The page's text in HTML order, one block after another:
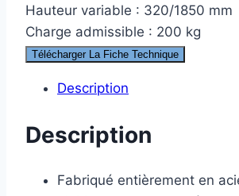
Hauteur variable : 320/1850 mm
Charge admissible : 200 kg
Télécharger La Fiche Technique
Description
Description
Fabriqué entièrement en